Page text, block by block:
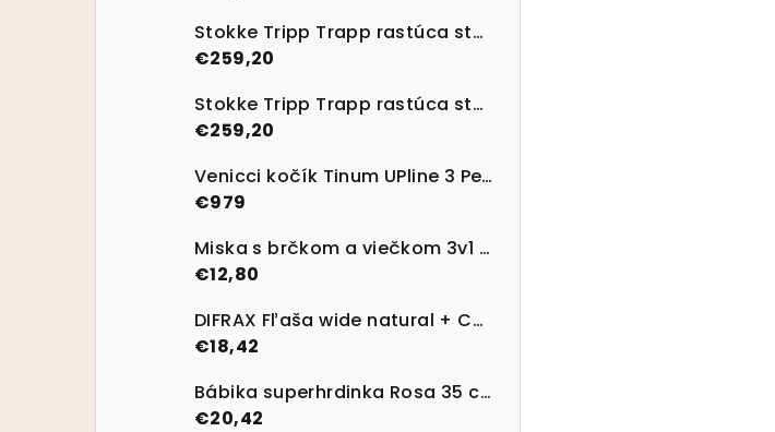
Stokke Tripp Trapp rastúca stolička Lemon Yellow + Baby set
€259,20
Stokke Tripp Trapp rastúca stolička Heather Mauve + Baby set
€259,20
Venicci kočík Tinum UPline 3 Pebble so skladacou vaničkou
€979
Miska s brčkom a viečkom 3v1 - zelená
€12,80
DIFRAX Fľaša wide natural + Cumlík na flašu wide natural S 2 ks + wide natural wariflow 1,2,3 2ks
€18,42
Bábika superhrdinka Rosa 35 cm
€20,42